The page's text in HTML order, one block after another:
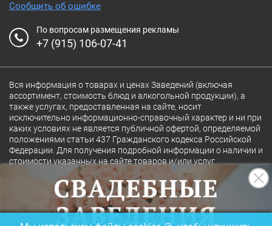
Сообщить об ошибке
По вопросам размещения рекламы
+7 (915) 106-07-41
Вся информация о товарах и ценах Заведений (включая
ассортимент, стоимость блюд и алкогольной продукции), а
также услугах, предоставленная на сайте, носит
исключительно информационно-справочный характер и ни при
каких условиях не является публичной офертой, определяемой
положениями статьи 437 Гражданского кодекса Российской
Федерации. Для получения подробной информации о наличии и
стоимости указанных на сайте товаров и/или услуг
конкретного Заведения обращайтесь непосредственно в
Полная версия сайта 18+